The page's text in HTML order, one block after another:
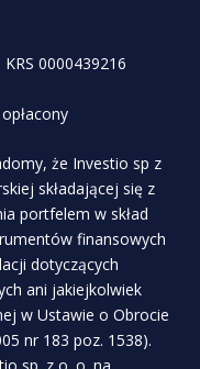
0000439216
że Investio sp z
składającej się z
portfelem w skład
finansowych
dotyczących
ani jakiejkolwiek
w Ustawie o Obrocie
nr 183 poz. 1538).